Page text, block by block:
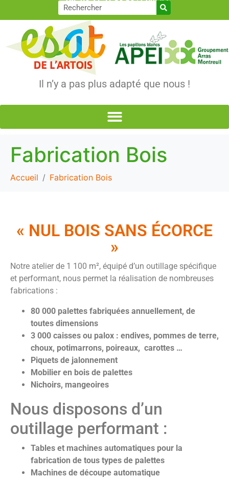
Il n’y a pas plus adapté que nous !
Fabrication Bois
Accueil Fabrication Bois
« NUL BOIS SANS ÉCORCE
»
Notre atelier de 1 100 m², équipé d’un outillage spécifique
et performant, nous permet la réalisation de nombreuses
fabrications :
80 000 palettes fabriquées annuellement, de
toutes dimensions
3 000 caisses ou palox : endives, pommes de terre,
choux, potimarrons, poireaux, carottes …
Piquets de jalonnement
Mobilier en bois de palettes
Nichoirs, mangeoires
Nous disposons d’un
outillage performant :
Tables et machines automatiques pour la
fabrication de tous types de palettes
Machines de découpe automatique